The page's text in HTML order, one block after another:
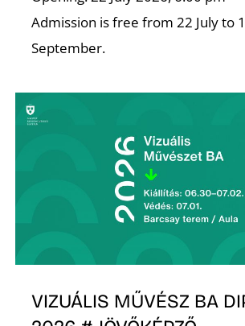
Admission is free from 22 July to
September.
VIZUÁLIS MŰVÉSZ BA